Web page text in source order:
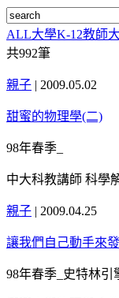
ALL大學K-12教師
共992筆
親子 | 2009.05.02
甜蜜的物理學(二)
98年春季_
中大科教講師 科學
親子 | 2009.04.25
讓我們自己動手來發
98年春季_史特林